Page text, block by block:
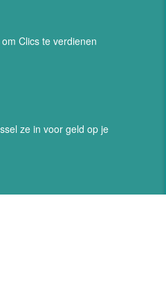
Clics te verdienen
ze in voor geld op je